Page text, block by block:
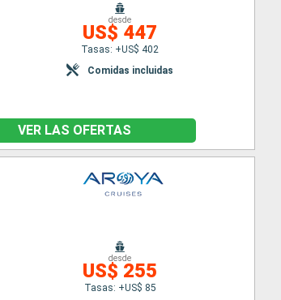
desde
US$ 447
Tasas: +US$ 402
Comidas incluidas
VER LAS OFERTAS
desde
US$ 255
Tasas: +US$ 85